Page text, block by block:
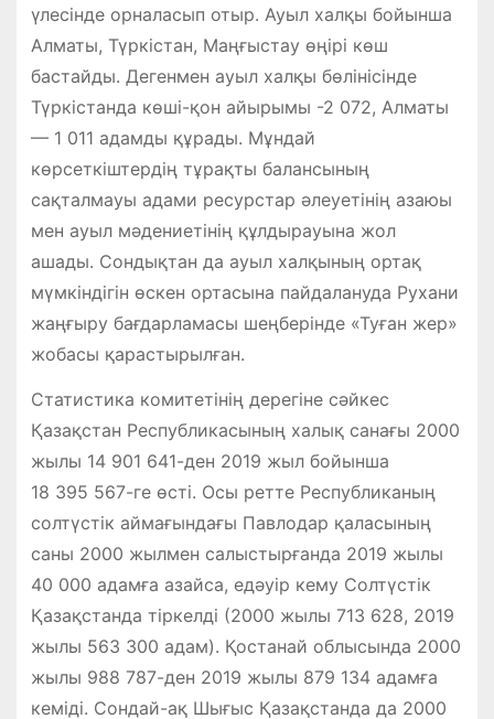
үлесінде орналасып отыр. Ауыл халқы бойынша
Алматы, Түркістан, Маңғыстау өңірі көш
бастайды. Дегенмен ауыл халқы бөлінісінде
Түркістанда көші-қон айырымы -2 072, Алматы
— 1 011 адамды құрады. Мұндай
көрсеткіштердің тұрақты балансының
сақталмауы адами ресурстар әлеуетінің азаюы
мен ауыл мәдениетінің құлдырауына жол
ашады. Сондықтан да ауыл халқының ортақ
мүмкіндігін өскен ортасына пайдалануда Рухани
жаңғыру бағдарламасы шеңберінде «Туған жер»
жобасы қарастырылған.
Статистика комитетінің дерегіне сәйкес
Қазақстан Республикасының халық санағы 2000
жылы 14 901 641-ден 2019 жыл бойынша
18 395 567-ге өсті. Осы ретте Республиканың
солтүстік аймағындағы Павлодар қаласының
саны 2000 жылмен салыстырғанда 2019 жылы
40 000 адамға азайса, едәуір кему Солтүстік
Қазақстанда тіркелді (2000 жылы 713 628, 2019
жылы 563 300 адам). Қостанай облысында 2000
жылы 988 787-ден 2019 жылы 879 134 адамға
кеміді. Сондай-ақ Шығыс Қазақстанда да 2000